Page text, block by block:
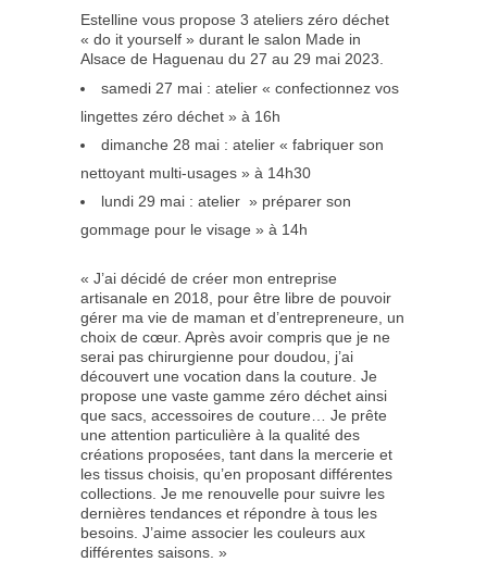
Estelline vous propose 3 ateliers zéro déchet
« do it yourself » durant le salon Made in
Alsace de Haguenau du 27 au 29 mai 2023.
samedi 27 mai : atelier « confectionnez vos
lingettes zéro déchet » à 16h
dimanche 28 mai : atelier « fabriquer son
nettoyant multi-usages » à 14h30
lundi 29 mai : atelier » préparer son
gommage pour le visage » à 14h
« J’ai décidé de créer mon entreprise
artisanale en 2018, pour être libre de pouvoir
gérer ma vie de maman et d’entrepreneure, un
choix de cœur. Après avoir compris que je ne
serai pas chirurgienne pour doudou, j’ai
découvert une vocation dans la couture. Je
propose une vaste gamme zéro déchet ainsi
que sacs, accessoires de couture… Je prête
une attention particulière à la qualité des
créations proposées, tant dans la mercerie et
les tissus choisis, qu’en proposant différentes
collections. Je me renouvelle pour suivre les
dernières tendances et répondre à tous les
besoins. J’aime associer les couleurs aux
différentes saisons. »